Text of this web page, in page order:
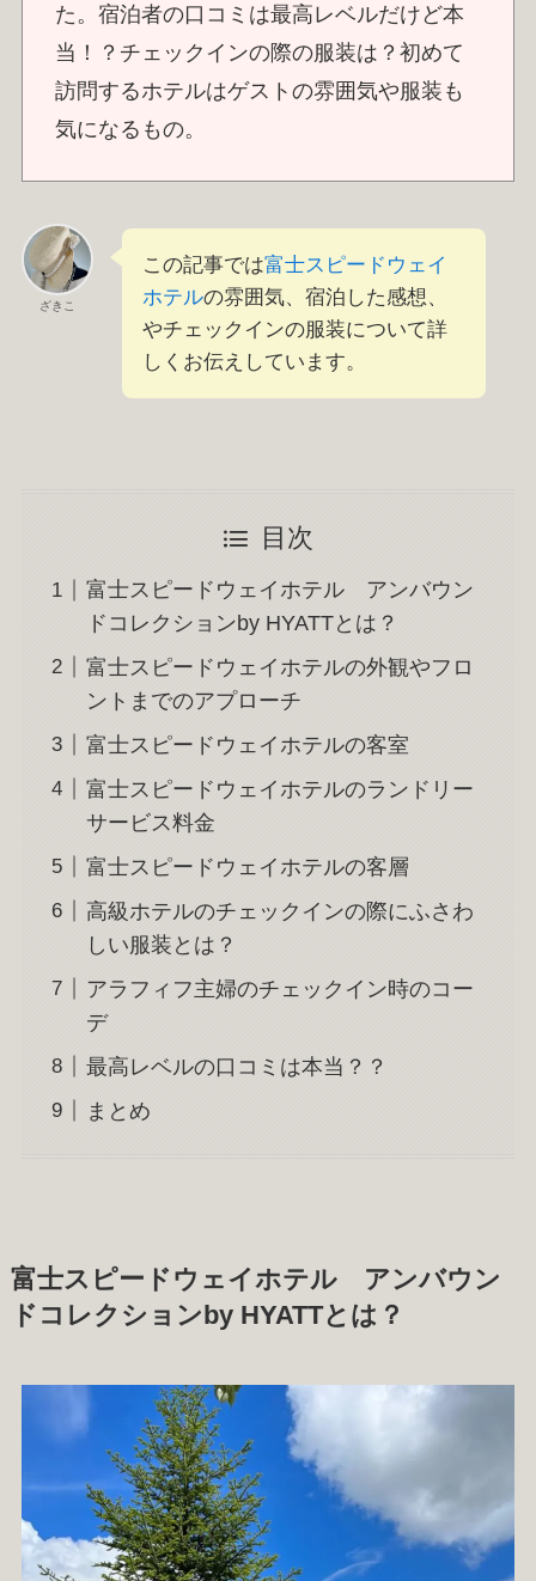
た。宿泊者の口コミは最高レベルだけど本
当！？チェックインの際の服装は？初めて
訪問するホテルはゲストの雰囲気や服装も
気になるもの。
ざきこ
この記事では富士スピードウェイ
ホテルの雰囲気、宿泊した感想、
やチェックインの服装について詳
しくお伝えしています。
目次
富士スピードウェイホテル アンバウン
ドコレクションby HYATTとは？
富士スピードウェイホテルの外観やフロ
ントまでのアプローチ
富士スピードウェイホテルの客室
富士スピードウェイホテルのランドリー
サービス料金
富士スピードウェイホテルの客層
高級ホテルのチェックインの際にふさわ
しい服装とは？
アラフィフ主婦のチェックイン時のコー
デ
最高レベルの口コミは本当？？
まとめ
富士スピードウェイホテル アンバウン
ドコレクションby HYATTとは？